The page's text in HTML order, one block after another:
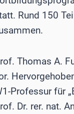
Rund 150
Thomas A.
Professur für
Dr. rer. nat.